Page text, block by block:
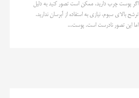
اگر پوست چرب دارید، ممکن است تصور کنید به دلیل
ترشح بالای سبوم، نیازی به استفاده از آبرسان ندارید.
اما این تصور نادرست است. پوست...